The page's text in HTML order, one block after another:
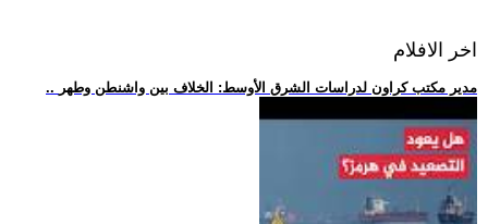
اخر الافلام
.. مدير مكتب كراون لدراسات الشرق الأوسط: الخلاف بين واشنطن وطهر